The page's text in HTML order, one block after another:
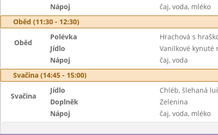
Nápoj
čaj, voda, mléko
Oběd (11:30 - 12:30)
Oběd
Polévka
Hrachová s
Jídlo
Vanilkové kynuté
Nápoj
čaj, voda
Svačina (14:45 - 15:00)
Svačina
Jídlo
Chléb, šlehaná
Doplněk
Zelenina
Nápoj
čaj, voda, mléko